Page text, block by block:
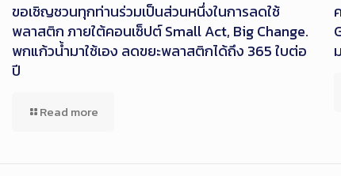
ขอเชิญชวนทุกท่านร่วมเป็นส่วนหนึ่งในการลดใช้
พลาสติก ภายใต้คอนเซ็ปต์ Small Act, Big Change.
พกแก้วน้ำมาใช้เอง ลดขยะพลาสติกได้ถึง 365 ใบต่อ
ปี
Read more